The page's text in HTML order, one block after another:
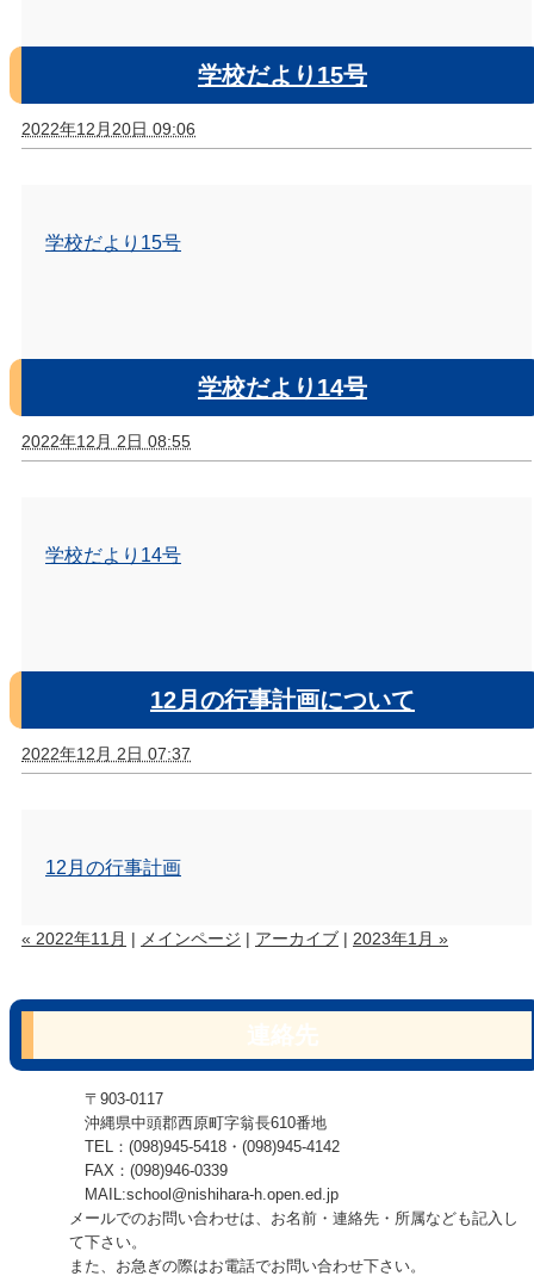
学校だより15号
2022年12月20日 09:06
学校だより15号
学校だより14号
2022年12月 2日 08:55
学校だより14号
12月の行事計画について
2022年12月 2日 07:37
12月の行事計画
« 2022年11月 | メインページ | アーカイブ | 2023年1月 »
〒903-0117
沖縄県中頭郡西原町字翁長610番地
TEL：(098)945-5418・(098)945-4142
FAX：(098)946-0339
MAIL:school@nishihara-h.open.ed.jp
メールでのお問い合わせは、お名前・連絡先・所属なども記入し
て下さい。
また、お急ぎの際はお電話でお問い合わせ下さい。